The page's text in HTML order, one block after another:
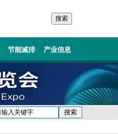
节能减排 产业信息